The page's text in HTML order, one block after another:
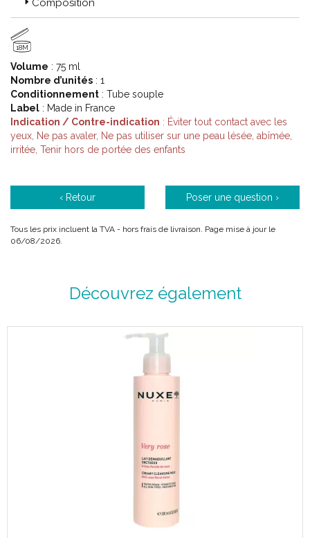
Composition
18M
Volume : 75 ml
Nombre d’unités : 1
Conditionnement : Tube souple
Label : Made in France
Indication / Contre-indication : Éviter tout contact avec les
yeux, Ne pas avaler, Ne pas utiliser sur une peau lésée, abîmée,
irritée, Tenir hors de portée des enfants
‹ Retour Poser une question ›
Tous les prix incluent la TVA - hors frais de livraison. Page mise à jour le
06/08/2026.
Découvrez également